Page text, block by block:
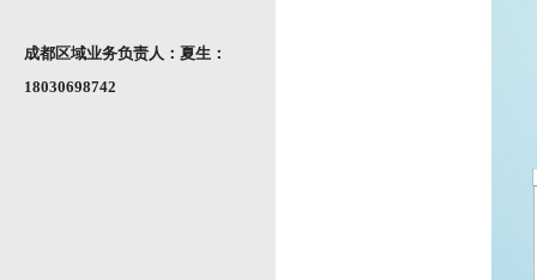
成都区域业务负责人：夏生：
18030698742